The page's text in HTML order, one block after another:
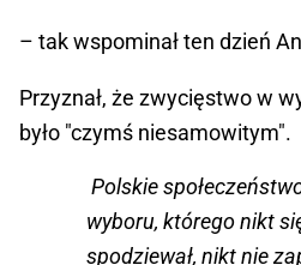
– tak wspominał ten dzień
Przyznał, że zwycięstwo w
było "czymś niesamowitym".
Polskie
wyboru, którego nikt
spodziewał, nikt nie